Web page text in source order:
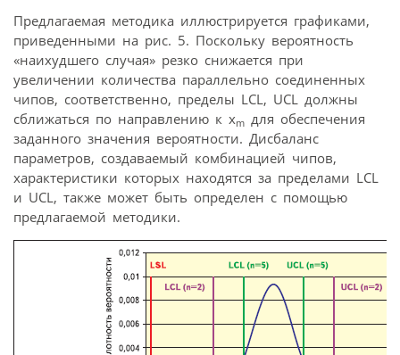
Предлагаемая методика иллюстрируется графиками,
приведенными на рис. 5. Поскольку вероятность
«наихудшего случая» резко снижается при
увеличении количества параллельно соединенных
чипов, соответственно, пределы LCL, UCL должны
сближаться по направлению к xm для обеспечения
заданного значения вероятности. Дисбаланс
параметров, создаваемый комбинацией чипов,
характеристики которых находятся за пределами LCL
и UCL, также может быть определен с помощью
предлагаемой методики.